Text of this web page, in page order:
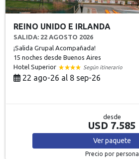
REINO UNIDO E IRLANDA
SALIDA: 22 AGOSTO 2026
¡Salida Grupal Acompañada!
15 nochesdesde Buenos Aires
Hotel Superior
Según itinerario
22 ago-26 al 8 sep-26
desde
USD 7.585
Verpaquete
Precio por persona